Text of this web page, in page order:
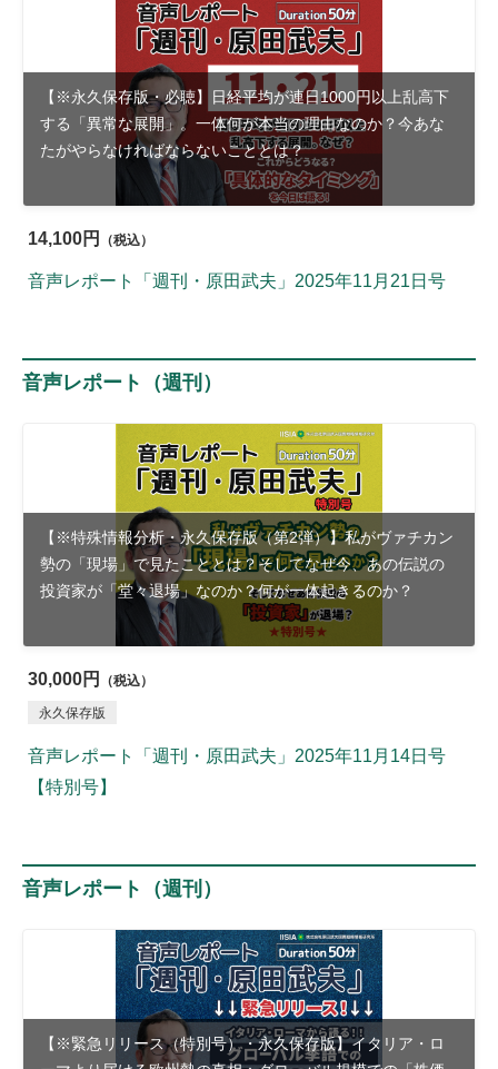
【※永久保存版・必聴】日経平均が連日1000円以上乱高下
する「異常な展開」。一体何が本当の理由なのか？今あな
たがやらなければならないこととは？
14,100円 （税込）
音声レポート「週刊・原田武夫」2025年11月21日号
音声レポート（週刊）
【※特殊情報分析・永久保存版（第2弾）】私がヴァチカン
勢の「現場」で見たこととは？そしてなぜ今、あの伝説の
投資家が「堂々退場」なのか？何が一体起きるのか？
30,000円 （税込）
永久保存版
音声レポート「週刊・原田武夫」2025年11月14日号
【特別号】
音声レポート（週刊）
【※緊急リリース（特別号）・永久保存版】イタリア・ロ